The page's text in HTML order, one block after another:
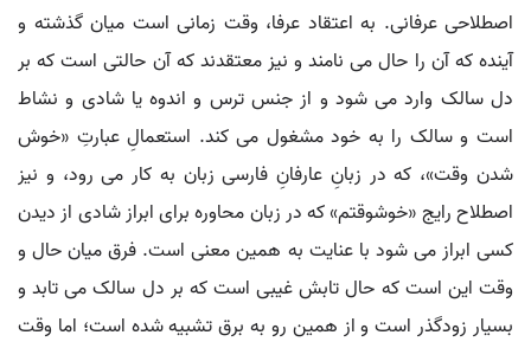
اصطلاحی عرفانی. به اعتقاد عرفا، وقت زمانی است میان گذشته و
آینده که آن را حال می نامند و نیز معتقدند که آن حالتی است که بر
دل سالک وارد می شود و از جنس ترس و اندوه یا شادی و نشاط
است و سالک را به خود مشغول می کند. استعمالِ عبارتِ «خوش
شدن وقت»، که در زبانِ عارفانِ فارسی زبان به کار می رود، و نیز
اصطلاح رایج «خوشوقتم» که در زبان محاوره برای ابراز شادی از دیدن
کسی ابراز می شود با عنایت به همین معنی است. فرق میان حال و
وقت این است که حال تابش غیبی است که بر دل سالک می تابد و
بسیار زودگذر است و از همین رو به برق تشبیه شده است؛ اما وقت